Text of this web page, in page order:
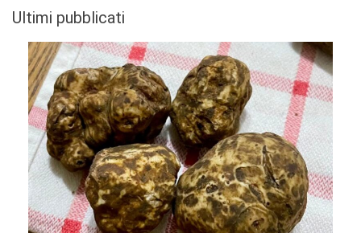
Ultimi pubblicati